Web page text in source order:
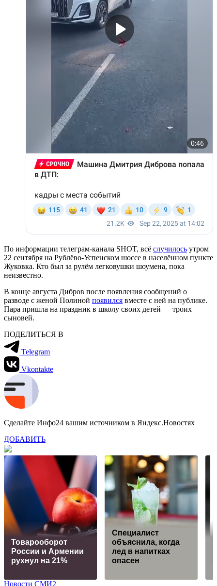
По информации телеграм-канала SHOT, всё случилось утром
22 сентября на Рублёво-Успенском шоссе в населённом пункте
Жуковка. Кто был за рулём легковушки шоумена, пока
неизвестно.
В конце августа Дибров после появления сообщений о
разводе с женой Полиной появился вместе с ней на публике.
Пара пришла на праздник в школу своих детей — троих
сыновей.
ПОДЕЛИТЬСЯ В
Telegram
Vkontakte
Сделайте Инфо24 вашим источником в Яндекс.Новостях
ДОБАВИТЬ
Товарооборот
России и Армении
рухнул на 21%
Специалист
объяснила, когда
лед в напитках
опасен
Новости СМИ2